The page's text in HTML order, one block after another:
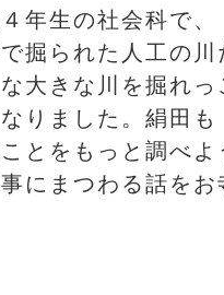
年生の社会科で、
掘られた人工の川
大きな川を掘れっ
りました。絹田も
とをもっと調べよ
にまつわる話をお